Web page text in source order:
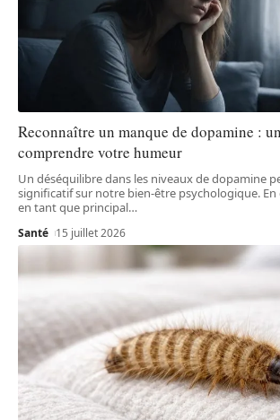
Reconnaître un manque de dopamine :
comprendre votre humeur
Un déséquilibre dans les niveaux de dopamine
significatif sur notre bien-être psychologique.
en tant que principal…
Santé 15 juillet 2026